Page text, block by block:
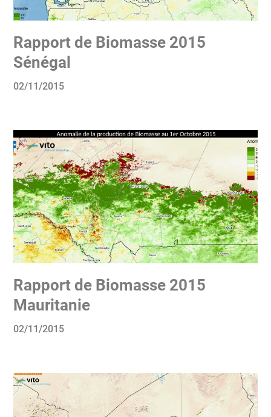
Rapport de Biomasse 2015
Sénégal
02/11/2015
Rapport de Biomasse 2015
Mauritanie
02/11/2015